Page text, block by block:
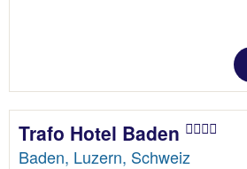
Trafo Hotel Baden
Baden, Luzern, Schweiz